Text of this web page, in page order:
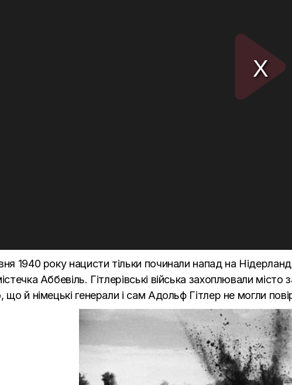
1940 року нацисти тільки починали напад на
Аббевіль. Гітлерівські війська захоплювали
що й німецькі генерали і сам Адольф Гітлер не могли